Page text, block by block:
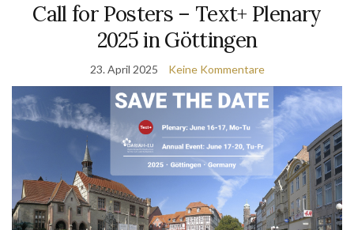
Call for Posters – Text+ Plenary
2025 in Göttingen
23. April 2025 Keine Kommentare